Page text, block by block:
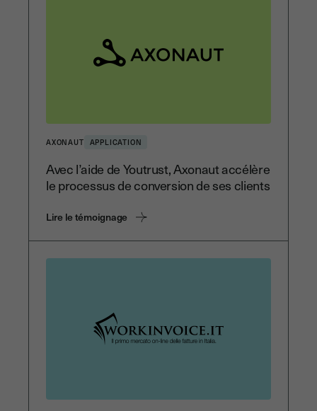
AXONAUT APPLICATION
Avec l’aide de Youtrust, Axonaut accélère
le processus de conversion de ses clients
Lire le témoignage